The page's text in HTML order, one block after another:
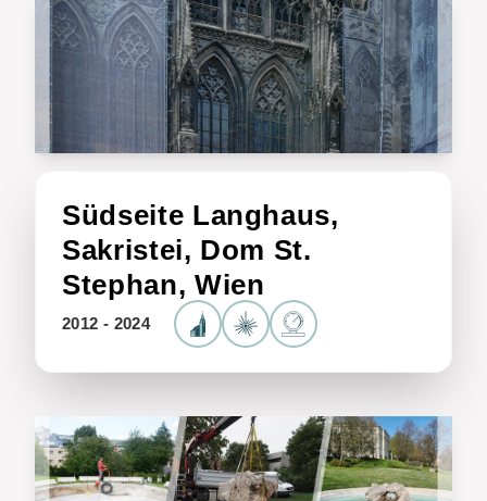
Südseite Langhaus,
Sakristei, Dom St.
Stephan, Wien
2012 - 2024